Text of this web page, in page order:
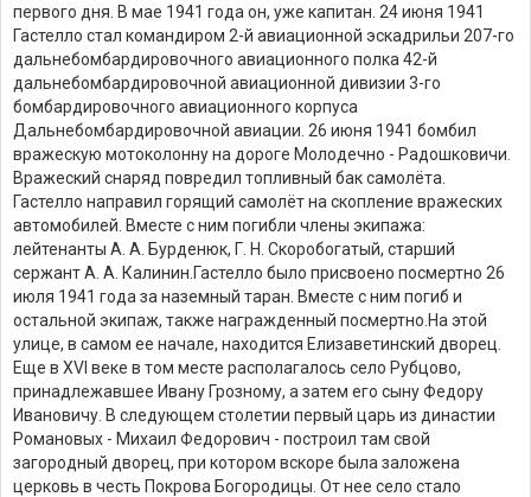
первого дня. В мае 1941 года он, уже капитан. 24 июня 1941
Гастелло стал командиром 2-й авиационной эскадрильи 207-го
дальнебомбардировочного авиационного полка 42-й
дальнебомбардировочной авиационной дивизии 3-го
бомбардировочного авиационного корпуса
Дальнебомбардировочной авиации. 26 июня 1941 бомбил
вражескую мотоколонну на дороге Молодечно - Радошковичи.
Вражеский снаряд повредил топливный бак самолёта.
Гастелло направил горящий самолёт на скопление вражеских
автомобилей. Вместе с ним погибли члены экипажа:
лейтенанты А. А. Бурденюк, Г. Н. Скоробогатый, старший
сержант А. А. Калинин. Гастелло было присвоено посмертно 26
июля 1941 года за наземный таран. Вместе с ним погиб и
остальной экипаж, также награжденный посмертно. На этой
улице, в самом ее начале, находится Елизаветинский дворец.
Еще в XVI веке в том месте располагалось село Рубцово,
принадлежавшее Ивану Грозному, а затем его сыну Федору
Ивановичу. В следующем столетии первый царь из династии
Романовых - Михаил Федорович - построил там свой
загородный дворец, при котором вскоре была заложена
церковь в честь Покрова Богородицы. От нее село стало